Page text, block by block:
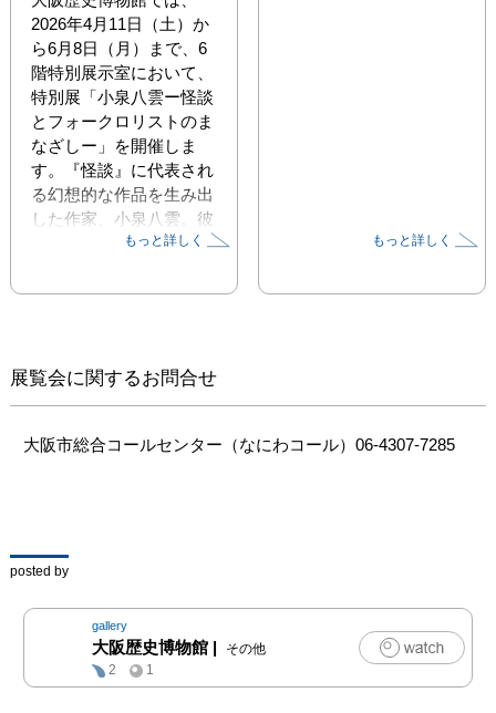
2026年4月11日（土）か
ら6月8日（月）まで、6
階特別展示室において、
特別展「小泉八雲ー怪談
とフォークロリストのま
なざしー」を開催しま
す。『怪談』に代表され
る幻想的な作品を生み出
した作家、小泉八雲。彼
は、日本を「小さな妖精
表現し、異邦人としてそ
は、怪異譚(かいいたん)
や民間信仰、自然観に基
せん。それは、八雲がフ
えないものへの祈りや自
然を敬う心を感じとり、
表現しました。本展で
は、八雲が、自身の目と
耳をとおして触れた日本
の民俗・文化の魅力やそ
もっと詳しく もっと詳しく
展覧会に関するお問合せ
大阪市総合コールセンター（なにわコール）06-4307-7285
posted by
gallery
大阪歴史博物館 |
その他
2
1